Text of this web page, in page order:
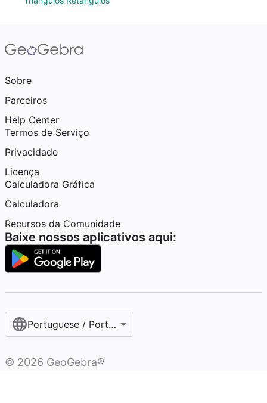
Sobre
Parceiros
Help Center
Termos de Serviço
Privacidade
Licença
Calculadora Gráfica
Calculadora
Recursos da Comunidade
Baixe nossos aplicativos aqui:
Portuguese / Português (Brasil)
© 2026 GeoGebra®